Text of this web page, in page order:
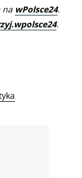
na wPolsce24.
.